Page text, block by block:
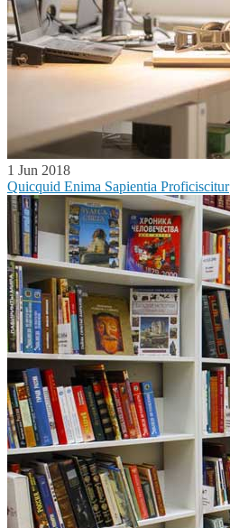
1 Jun 2018
Quicquid Enima Sapientia Proficiscitur